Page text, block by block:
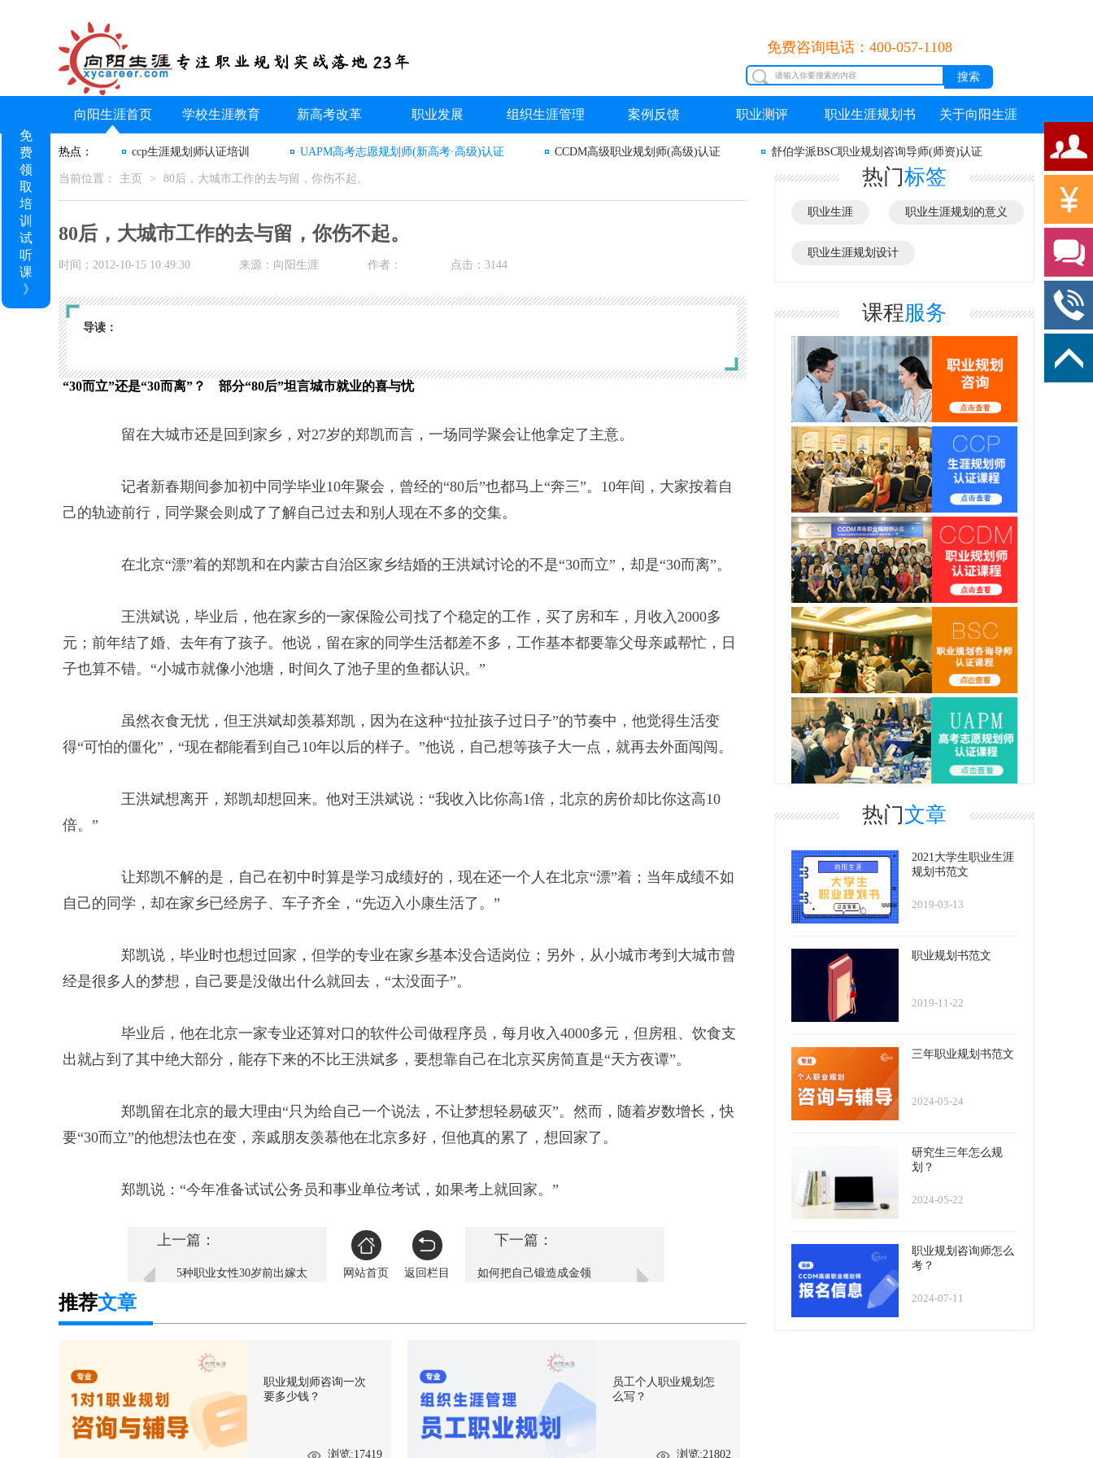
免费咨询电话：400-057-1108
向阳生涯首页 学校生涯教育 新高考改革 职业发展 组织生涯管理 案例反馈 职业测评 职业生涯规划书 关于向阳生涯
热点： ccp生涯规划师认证培训 UAPM高考志愿规划师(新高考·高级)认证 CCDM高级职业规划师(高级)认证 舒伯学派BSC职业规划咨询导师(师资)认证
当前位置： 主页 > 80后，大城市工作的去与留，你伤不起。
80后，大城市工作的去与留，你伤不起。
时间：2012-10-15 10:49:30 来源：向阳生涯 作者： 点击：3144
导读：
“30而立”还是“30而离”？ 部分“80后”坦言城市就业的喜与忧
留在大城市还是回到家乡，对27岁的郑凯而言，一场同学聚会让他拿定了主意。
记者新春期间参加初中同学毕业10年聚会，曾经的“80后”也都马上“奔三”。10年间，大家按着自
己的轨迹前行，同学聚会则成了了解自己过去和别人现在不多的交集。
在北京“漂”着的郑凯和在内蒙古自治区家乡结婚的王洪斌讨论的不是“30而立”，却是“30而离”。
王洪斌说，毕业后，他在家乡的一家保险公司找了个稳定的工作，买了房和车，月收入2000多
元；前年结了婚、去年有了孩子。他说，留在家的同学生活都差不多，工作基本都要靠父母亲戚帮忙，日
子也算不错。“小城市就像小池塘，时间久了池子里的鱼都认识。”
虽然衣食无忧，但王洪斌却羡慕郑凯，因为在这种“拉扯孩子过日子”的节奏中，他觉得生活变
得“可怕的僵化”，“现在都能看到自己10年以后的样子。”他说，自己想等孩子大一点，就再去外面闯闯。
王洪斌想离开，郑凯却想回来。他对王洪斌说：“我收入比你高1倍，北京的房价却比你这高10
倍。”
让郑凯不解的是，自己在初中时算是学习成绩好的，现在还一个人在北京“漂”着；当年成绩不如
自己的同学，却在家乡已经房子、车子齐全，“先迈入小康生活了。”
郑凯说，毕业时也想过回家，但学的专业在家乡基本没合适岗位；另外，从小城市考到大城市曾
经是很多人的梦想，自己要是没做出什么就回去，“太没面子”。
毕业后，他在北京一家专业还算对口的软件公司做程序员，每月收入4000多元，但房租、饮食支
出就占到了其中绝大部分，能存下来的不比王洪斌多，要想靠自己在北京买房简直是“天方夜谭”。
郑凯留在北京的最大理由“只为给自己一个说法，不让梦想轻易破灭”。然而，随着岁数增长，快
要“30而立”的他想法也在变，亲戚朋友羡慕他在北京多好，但他真的累了，想回家了。
郑凯说：“今年准备试试公务员和事业单位考试，如果考上就回家。”
上一篇：
5种职业女性30岁前出嫁太
网站首页 返回栏目
下一篇：
如何把自己锻造成金领
推荐文章
职业规划师咨询一次
要多少钱？
浏览:17419
员工个人职业规划怎
么写？
浏览:21802
热门标签
职业生涯 职业生涯规划的意义
职业生涯规划设计
课程服务
热门文章
2021大学生职业生涯
规划书范文
2019-03-13
职业规划书范文
2019-11-22
三年职业规划书范文
2024-05-24
研究生三年怎么规
划？
2024-05-22
职业规划咨询师怎么
考？
2024-07-11
免
费
领
取
培
训
试
听
课
》